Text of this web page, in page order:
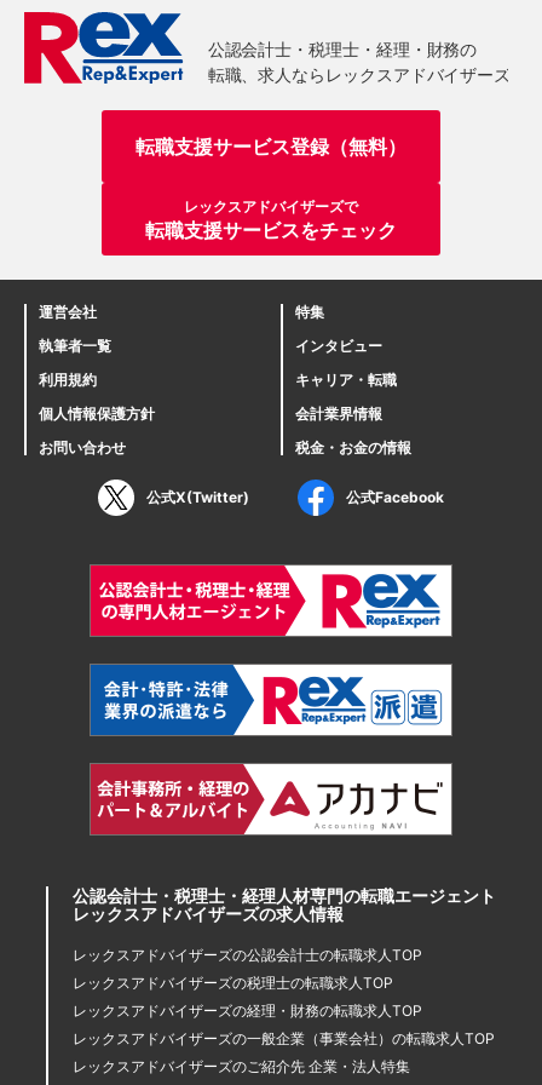
転職支援サービス登録（無料）
レックスアドバイザーズで
転職支援サービスをチェック
運営会社
執筆者一覧
利用規約
個人情報保護方針
お問い合わせ
特集
インタビュー
キャリア・転職
会計業界情報
税金・お金の情報
公式X(Twitter) 公式Facebook
公認会計士・税理士・経理人材専門の転職エージェント
レックスアドバイザーズの求人情報
レックスアドバイザーズの公認会計士の転職求人TOP
レックスアドバイザーズの税理士の転職求人TOP
レックスアドバイザーズの経理・財務の転職求人TOP
レックスアドバイザーズの一般企業（事業会社）の転職求人TOP
レックスアドバイザーズのご紹介先 企業・法人特集